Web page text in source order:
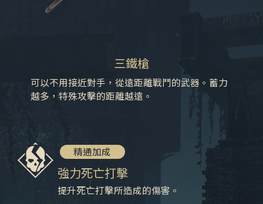
三鐵槍
可以不用接近對手，從遠距離戰鬥的武器。蓄力
越多，特殊攻擊的距離越遠。
精通加成
強力死亡打擊
提升死亡打擊所造成的傷害。